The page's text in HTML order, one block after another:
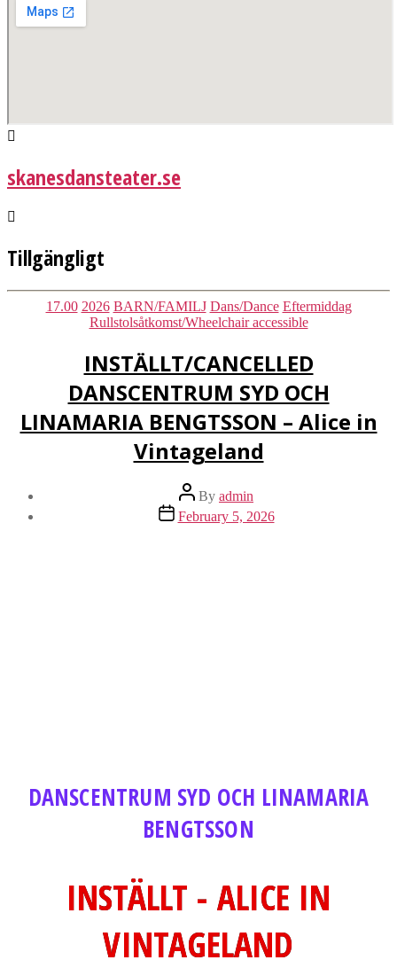
skanesdansteater.se
Tillgängligt
Categories
17.00 2026 BARN/FAMILJ Dans/Dance Eftermiddag
Rullstolsåtkomst/Wheelchair accessible
INSTÄLLT/CANCELLED
DANSCENTRUM SYD OCH
LINAMARIA BENGTSSON – Alice in
Vintageland
Post
author
By admin
Post
date
February 5, 2026
DANSCENTRUM SYD OCH LINAMARIA
BENGTSSON
INSTÄLLT - ALICE IN
VINTAGELAND